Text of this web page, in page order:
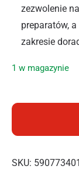
zezwolenie
preparatów,
zakresie
1 w magazynie
SKU: